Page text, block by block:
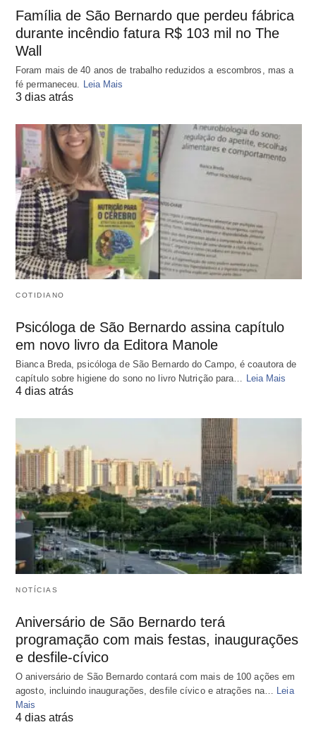
Família de São Bernardo que perdeu fábrica
durante incêndio fatura R$ 103 mil no The
Wall
Foram mais de 40 anos de trabalho reduzidos a escombros, mas a
fé permaneceu. Leia Mais
3 dias atrás
COTIDIANO
Psicóloga de São Bernardo assina capítulo
em novo livro da Editora Manole
Bianca Breda, psicóloga de São Bernardo do Campo, é coautora de
capítulo sobre higiene do sono no livro Nutrição para… Leia Mais
4 dias atrás
NOTÍCIAS
Aniversário de São Bernardo terá
programação com mais festas, inaugurações
e desfile-cívico
O aniversário de São Bernardo contará com mais de 100 ações em
agosto, incluindo inaugurações, desfile cívico e atrações na…
Leia
Mais
4 dias atrás